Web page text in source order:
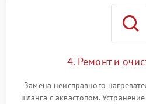
4. Ремонт и
Замена неисправного
шланга с аквастопом.